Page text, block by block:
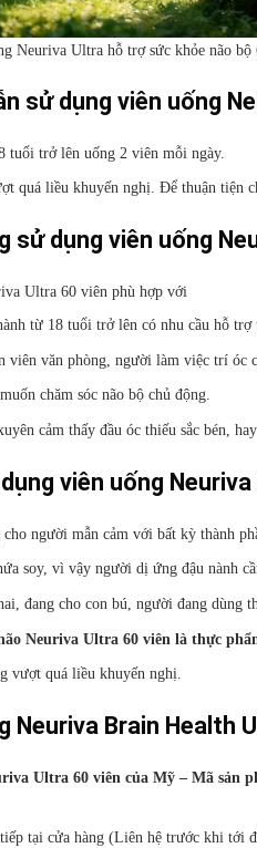
Neuriva Ultra hỗ trợ sức khỏe não
sử dụng viên uống
tuổi trở lên uống 2 viên mỗi ngày.
quá liều khuyến nghị. Để thuận tiện
sử dụng viên uống
Ultra 60 viên phù hợp với
từ 18 tuổi trở lên có nhu cầu hỗ trợ
viên văn phòng, người làm việc trí óc
chăm sóc não bộ chủ động.
cảm thấy đầu óc thiếu sắc bén,
viên uống
người mẫn cảm với bất kỳ thành
soy, vì vậy người dị ứng đậu nành
đang cho con bú, người đang dùng
Neuriva Ultra 60 viên là thực
vượt quá liều khuyến nghị.
Neuriva Brain Health
Ultra 60 viên của Mỹ – Mã sản
tại cửa hàng (Liên hệ trước khi tới